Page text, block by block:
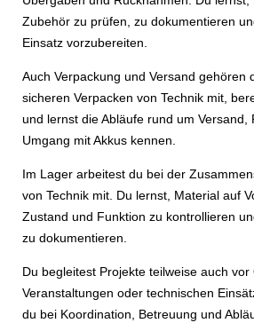
Zubehör zu prüfen, zu dokumentieren
Einsatz vorzubereiten.
Auch Verpackung und Versand gehören
sicheren Verpacken von Technik mit,
und lernst die Abläufe rund um Versand,
Umgang mit Akkus kennen.
Im Lager arbeitest du bei der
von Technik mit. Du lernst, Material auf
Zustand und Funktion zu kontrollieren
zu dokumentieren.
Du begleitest Projekte teilweise auch
Veranstaltungen oder technischen
du bei Koordination, Betreuung und